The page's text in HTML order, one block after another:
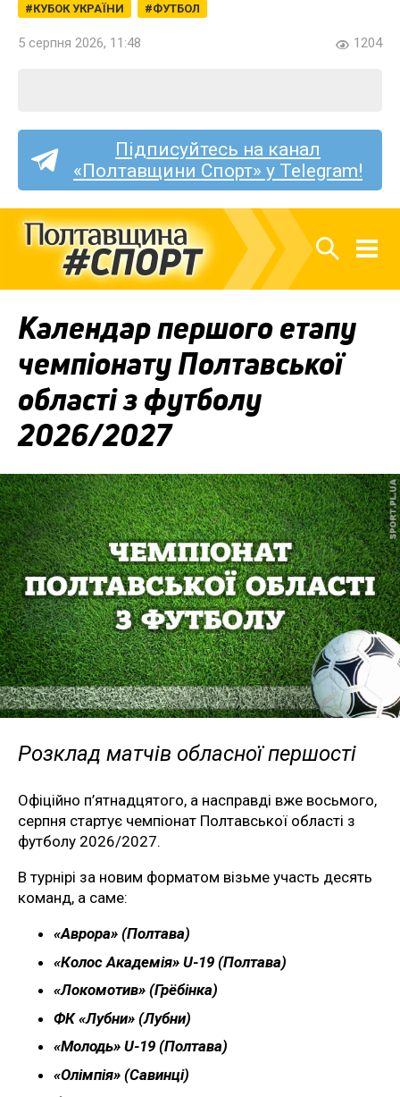
КУБОК УКРАЇНИ ФУТБОЛ
5 серпня 2026, 11:48 1204
Підписуйтесь на канал
«Полтавщини Спорт» у Telegram!
Календар першого етапу
чемпіонату Полтавської
області з футболу
2026/2027
Розклад матчів обласної першості
Офіційно п’ятнадцятого, а насправді вже восьмого,
серпня стартує чемпіонат Полтавської області з
футболу 2026/2027.
В турнірі за новим форматом візьме участь десять
команд, а саме:
«Аврора» (Полтава)
«Колос Академія» U-19 (Полтава)
«Локомотив» (Грёбінка)
ФК «Лубни» (Лубни)
«Молодь» U-19 (Полтава)
«Олімпія» (Савинці)